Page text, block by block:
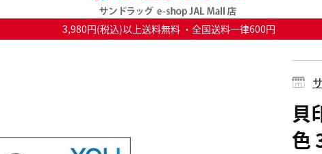
3,980円(税込)以上送料無料 ・全国送料一律600円
貝
色